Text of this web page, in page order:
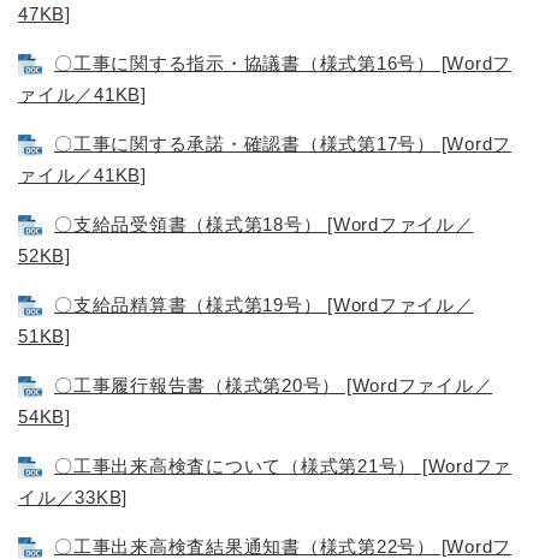
47KB]
〇工事に関する指示・協議書（様式第16号） [Wordフ
ァイル／41KB]
〇工事に関する承諾・確認書（様式第17号） [Wordフ
ァイル／41KB]
〇支給品受領書（様式第18号） [Wordファイル／
52KB]
〇支給品精算書（様式第19号） [Wordファイル／
51KB]
〇工事履行報告書（様式第20号） [Wordファイル／
54KB]
〇工事出来高検査について（様式第21号） [Wordファ
イル／33KB]
〇工事出来高検査結果通知書（様式第22号） [Wordフ